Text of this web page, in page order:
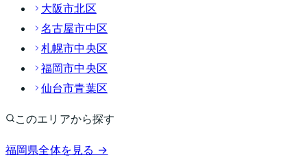
大阪市北区
名古屋市中区
札幌市中央区
福岡市中央区
仙台市青葉区
このエリアから探す
福岡県全体を見る →